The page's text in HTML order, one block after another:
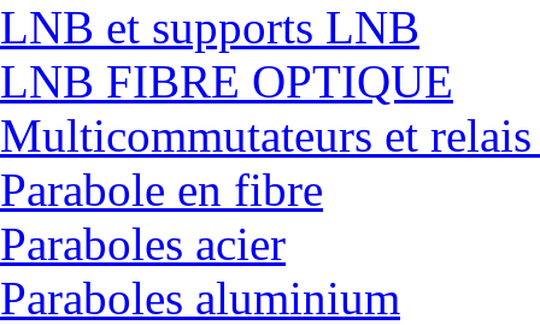
LNB et supports LNB
LNB FIBRE OPTIQUE
Multicommutateurs et
Parabole en fibre
Paraboles acier
Paraboles aluminium